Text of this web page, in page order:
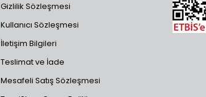
Gizlilik Sözleşmesi
Kullanıcı Sözleşmesi
İletişim Bilgileri
Teslimat ve İade
Mesafeli Satış Sözleşmesi